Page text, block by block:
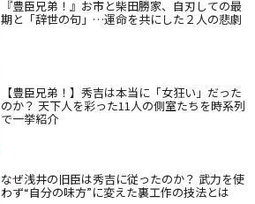
『豊臣兄弟！』お市と柴田勝家、自刃しての最
期と「辞世の句」…運命を共にした２人の悲劇
【豊臣兄弟！】秀吉は本当に「女狂い」だった
のか？ 天下人を彩った11人の側室たちを時系列
で一挙紹介
なぜ浅井の旧臣は秀吉に従ったのか？ 武力を使
わず“自分の味方”に変えた裏工作の技法とは